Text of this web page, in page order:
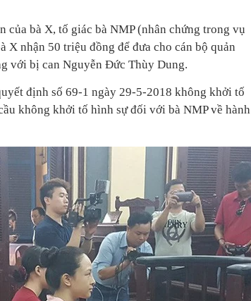
của bà X, tố giác bà NMP (nhân chứng trong vụ
X nhận 50 triệu đồng để đưa cho cán bộ quản
với bị can Nguyễn Đức Thùy Dung.
định số 69-1 ngày 29-5-2018 không khởi tố
không khởi tố hình sự đối với bà NMP về hành